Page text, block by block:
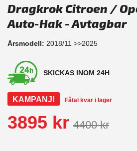
Dragkrok Citroen /
Auto-Hak - Avtagbar
Årsmodell: 2018/11 >>2025
SKICKAS INOM 24H
KAMPANJ! Fåtal kvar i lager
3895 kr 4400 kr